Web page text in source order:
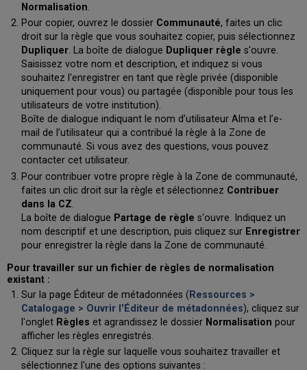
Normalisation.
Pour copier, ouvrez le dossier Communauté, faites un clic
droit sur la règle que vous souhaitez copier, puis sélectionnez
Dupliquer. La boîte de dialogue Dupliquer règle s'ouvre.
Saisissez votre nom et description, et indiquez si vous
souhaitez l'enregistrer en tant que règle privée (disponible
uniquement pour vous) ou partagée (disponible pour tous les
utilisateurs de votre institution).
Boîte de dialogue indiquant le nom d’utilisateur Alma et l’e-
mail de l’utilisateur qui a contribué la règle à la Zone de
communauté. Si vous avez des questions, vous pouvez
contacter cet utilisateur.
Pour contribuer votre propre règle à la Zone de communauté,
faites un clic droit sur la règle et sélectionnez Contribuer
dans la CZ.
La boîte de dialogue Partage de règle s'ouvre. Indiquez un
nom descriptif et une description, puis cliquez sur Enregistrer
pour enregistrer la règle dans la Zone de communauté.
Pour travailler sur un fichier de règles de normalisation
existant :
Sur la page Éditeur de métadonnées ( Ressources >
Catalogage > Ouvrir l'Éditeur de métadonnées), cliquez sur
l'onglet Règles et agrandissez le dossier Normalisation pour
afficher les règles enregistrés.
Cliquez sur la règle sur laquelle vous souhaitez travailler et
sélectionnez l'une des options suivantes :